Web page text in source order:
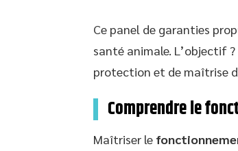
Ce panel de garanties
santé animale. L’objectif
protection et de maîtrise
Comprendre le
Maîtriser le